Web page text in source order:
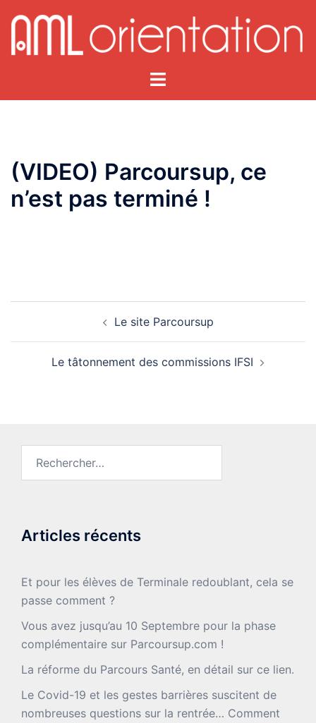
au
contenu
Ouvrir/fermer
(VIDEO) Parcoursup, ce
n’est pas terminé !
Le site Parcoursup
Le tâtonnement des commissions IFSI
Articles récents
Et pour les élèves de Terminale redoublant, cela se
passe comment ?
Vous avez jusqu’au 10 Septembre pour la phase
complémentaire sur Parcoursup.com !
La réforme du Parcours Santé, en détail sur ce lien.
Le Covid-19 et les gestes barrières suscitent de
nombreuses questions sur la rentrée… Comment